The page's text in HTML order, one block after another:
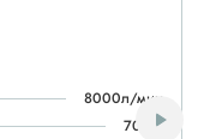
8000л/мин
70атм